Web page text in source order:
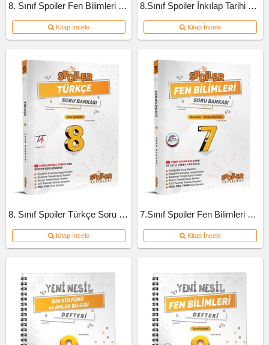
8. Sınıf Spoiler Fen Bilimleri Soru Bankası
Kitap İncele
8.Sınıf Spoiler İnkılap Tarihi Soru Bankası
Kitap İncele
8. Sınıf Spoiler Türkçe Soru Bankası
Kitap İncele
7.Sınıf Spoiler Fen Bilimleri Soru Bankası
Kitap İncele